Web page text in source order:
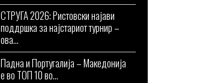
СТРУГА 2026: Ристовски најави
поддршка за најстариот турнир –
ова...
Падна и Португалија – Македонија
е во ТОП 10 во...